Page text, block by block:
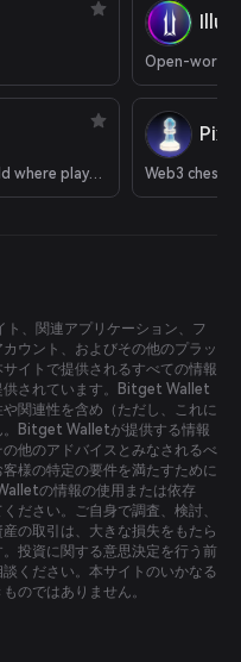
The Sandbox is a virtual gaming world where players can build, own, and monetize their gaming experiences.
Open-world
Web3 chess
、関連アプリケーション、フ
ウント、およびその他のプラッ
イトで提供されるすべての情報
供されています。Bitget Wallet
関連性を含め（ただし、これに
。Bitget Walletが提供する情報
他のアドバイスとみなされるべ
様の特定の要件を満たすために
の情報の使用または依存
ださい。ご自身で調査、検討、
の取引は、大きな損失をもたら
投資に関する意思決定を行う前
ください。本サイトのいかなる
のではありません。